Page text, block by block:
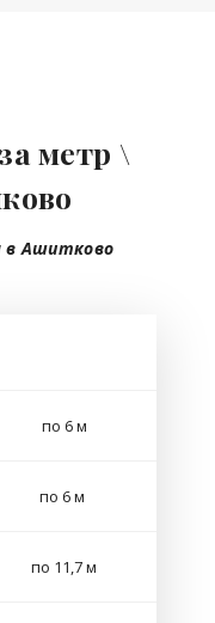
метр \
в Ашитково
по 6 м
по 6 м
по 11,7 м